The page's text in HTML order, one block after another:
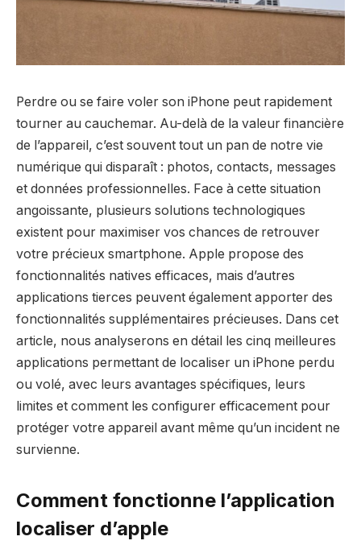
Perdre ou se faire voler son iPhone peut rapidement
tourner au cauchemar. Au-delà de la valeur financière
de l’appareil, c’est souvent tout un pan de notre vie
numérique qui disparaît : photos, contacts, messages
et données professionnelles. Face à cette situation
angoissante, plusieurs solutions technologiques
existent pour maximiser vos chances de retrouver
votre précieux smartphone. Apple propose des
fonctionnalités natives efficaces, mais d’autres
applications tierces peuvent également apporter des
fonctionnalités supplémentaires précieuses. Dans cet
article, nous analyserons en détail les cinq meilleures
applications permettant de localiser un iPhone perdu
ou volé, avec leurs avantages spécifiques, leurs
limites et comment les configurer efficacement pour
protéger votre appareil avant même qu’un incident ne
survienne.
Comment fonctionne l’application
localiser d’apple